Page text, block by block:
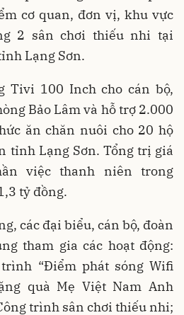
cơ quan, đơn vị, khu vực
2 sân chơi thiếu nhi tại
Lạng Sơn.
Tivi 100 Inch cho cán bộ,
Bảo Lâm và hỗ trợ 2.000
ăn chăn nuôi cho 20 hộ
tỉnh Lạng Sơn. Tổng trị giá
việc thanh niên trong
tỷ đồng.
các đại biểu, cán bộ, đoàn
tham gia các hoạt động:
“Điểm phát sóng Wifi
quà Mẹ Việt Nam Anh
trình sân chơi thiếu nhi;